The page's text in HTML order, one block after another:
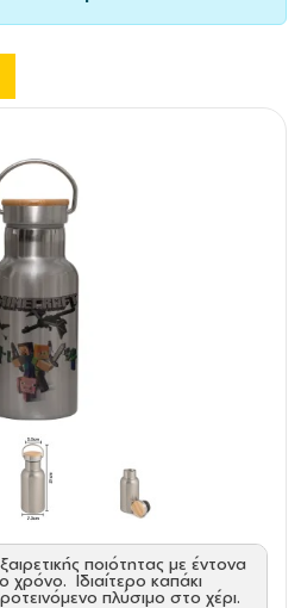
ποιότητας με έντονα
Ιδιαίτερο καπάκι
πλύσιμο στο χέρι.